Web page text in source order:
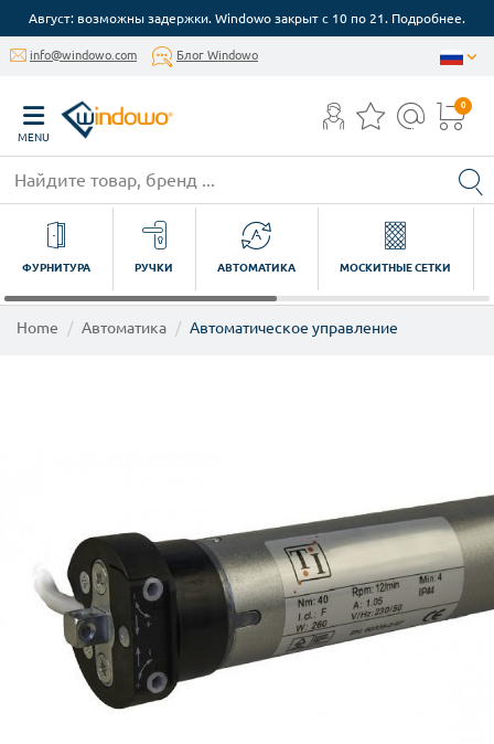
Август: возможны задержки. Windowo закрыт с 10 по 21. Подробнее.
info@windowo.com Блог Windowo
MENU
0
ФУРНИТУРА РУЧКИ АВТОМАТИКА МОСКИТНЫЕ СЕТКИ
Home Автоматика Автоматическое управление